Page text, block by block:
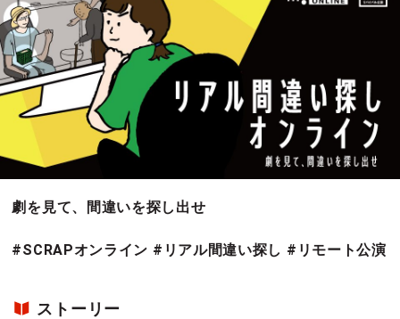
劇を見て、間違いを探し出せ
#SCRAPオンライン #リアル間違い探し #リモート公演
ストーリー